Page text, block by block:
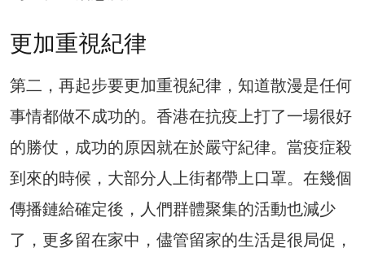
更加重視紀律
第二，再起步要更加重視紀律，知道散漫是任何
事情都做不成功的。香港在抗疫上打了一場很好
的勝仗，成功的原因就在於嚴守紀律。當疫症殺
到來的時候，大部分人上街都帶上口罩。在幾個
傳播鏈給確定後，人們群體聚集的活動也減少
了，更多留在家中，儘管留家的生活是很局促，